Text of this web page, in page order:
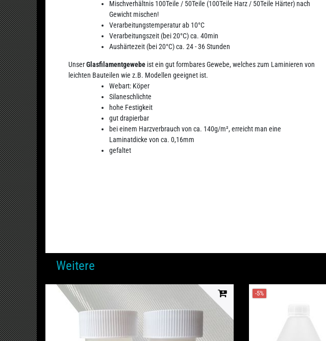
Mischverhältnis 100Teile / 50Teile (100Teile Harz / 50Teile Härter) nach
Gewicht mischen!
Verarbeitungstemperatur ab 10°C
Verarbeitungszeit (bei 20°C) ca. 40min
Aushärtezeit (bei 20°C) ca. 24 - 36 Stunden
UnserGlasfilamentgewebe ist ein gut formbares Gewebe, welches zum Laminieren von
leichten Bauteilen wie z.B. Modellen geeignet ist.
Webart: Köper
Silaneschlichte
hohe Festigkeit
gut drapierbar
bei einem Harzverbrauch von ca. 140g/m², erreicht man eine
Laminatdicke von ca. 0,16mm
gefaltet
Weitere
-5%